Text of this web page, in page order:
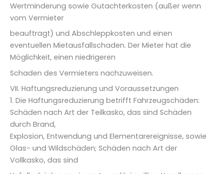
Wertminderung sowie Gutachterkosten (außer wenn
vom Vermieter
beauftragt) und Abschleppkosten und einen
eventuellen Mietausfallschaden. Der Mieter hat die
Möglichkeit, einen niedrigeren
Schaden des Vermieters nachzuweisen.
VII. Haftungsreduzierung und Voraussetzungen
1. Die Haftungsreduzierung betrifft Fahrzeugschäden:
Schäden nach Art der Teilkasko, das sind Schäden
durch Brand,
Explosion, Entwendung und Elementarereignisse, sowie
Glas- und Wildschäden; Schäden nach Art der
Vollkasko, das sind